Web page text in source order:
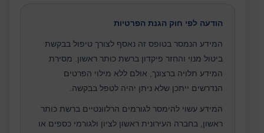
הודעה לפי חוק הגנת הפרטיות
המידע הנמסר בטופס זה נאסף לצורך טיפול בבקשת
ביטול מנוי והחזר פיקדון ברשת כותר ראשון. מסירת
המידע תלויה ברצונך, אולם ללא מילוי הפרטים
הנדרשים ייתכן שלא ניתן יהיה לטפל בבקשה.
המידע עשוי להימסר לגורמים הרלוונטיים ברשת כותר
ראשון, בחברה העירונית ראשון לציון ולגורמי כספים או